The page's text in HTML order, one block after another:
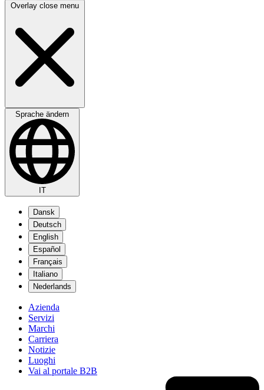
Overlay close menu
Sprache ändern
IT
Dansk
Deutsch
English
Español
Français
Italiano
Nederlands
Azienda
Servizi
Marchi
Carriera
Notizie
Luoghi
Vai al portale B2B